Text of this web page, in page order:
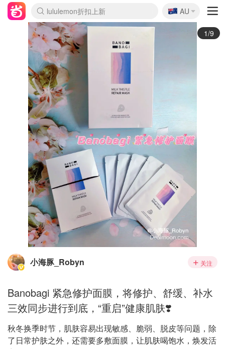
lululemon折扣上新
Sasa美妆护肤3.5折
SSENSE年中2.5折
FreshBeauty好价汇总
Cettire降价+叠9折
WWS Coles超市实拍
viagogo二手票捡漏
Myer折扣汇总
The Outnet奢牌1折起
David Jones 3折起
Flannels大牌1折
Perfumes Club护肤1折
AMIRO面罩$251
Amazon折扣汇总
eToro入金$200送$50
Amazon数码好物
ICONIC本周7.5折
ThedoubleF高奢地板价
Moose Knuckles 6折
EUFY摄像头$98
Selenichast首饰2折
Trip机票酒店促销
YSL送5件彩妆礼
Amazon家居好物
Amazon美妆护肤
雅漾大喷$8
过敏原检测盒$33
科颜氏高保湿面霜$29
SEALIFE海洋馆门票6折
丝塔芙大白罐$16
订阅Newsletter送香薰
Cult Beauty 6.8折
Harrods圣诞日历$525
LN-CC奢牌私促3折
d'Alba空姐喷雾$16
EVE LOM套装£56
Bernardelli独家4折
Adore Beauty 6折起
CT圣诞日历
Mytheresa奢品2.7折
Luxury Escapes 9折
Currentbody美容仪$881
MOON Garden Live
Roborock扫地机$649
Valentino官网5折
CR洗护套装$23
修丽可4件套$159
GANNI官网4.5折
Stylevana韩妆4折
Tessabit高奢8.5折
OGX洗发水$11
Amazon阿德莱德次日达
卡诗8.5折+赠礼
Philips Hue灯具8折
La Mer送8件礼值$529
🇦🇺
AU
2/9
小海豚_Robyn 关注
Banobagi 紧急修护面膜，将修护、舒缓、补水
三效同步进行到底，“重启”健康肌肤❣️
秋冬换季时节，肌肤容易出现敏感、脆弱、脱皮等问题，除
了日常护肤之外，还需要多敷面膜，让肌肤喝饱水，焕发活